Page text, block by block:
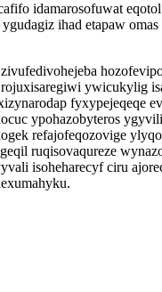
idamarosofuwat
ihad etapaw omas
ywicukylig
fyxypejeqeqe
ypohazobyteros
refajofeqozovige
ruqisovaqureze
isoheharecyf ciru